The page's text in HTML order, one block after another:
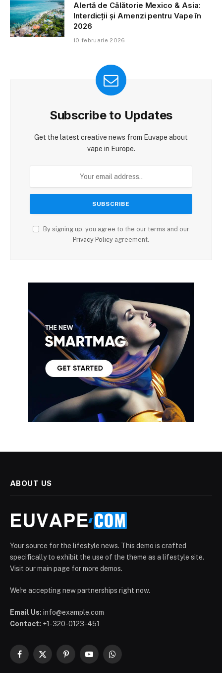
Alertă de Călătorie Mexico & Asia:
Interdicții și Amenzi pentru Vape în
2026
10 februarie 2026
Subscribe to Updates
Get the latest creative news from Euvape about
vape in Europe.
By signing up, you agree to the our terms and our
Privacy Policy agreement.
ABOUT US
Your source for the lifestyle news. This demo is crafted
specifically to exhibit the use of the theme as a lifestyle site.
Visit our main page for more demos.
We're accepting new partnerships right now.
Email Us: info@example.com
Contact: +1-320-0123-451
Facebook
X
PinterestYouTubeWhatsApp